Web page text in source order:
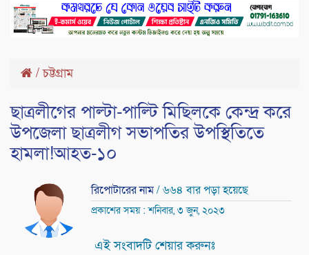
/চট্টগ্রাম
ছাত্রলীগের পাল্টা-পাল্টি মিছিলকে কেন্দ্র করে
উপজেলা ছাত্রলীগ সভাপতির উপস্থিতিতে
হামলা!আহত-১০
রিপোটারের নাম/ ৬৬৪ বার পড়া হয়েছে
প্রকাশের সময় : শনিবার, ৩ জুন, ২০২৩
এই সংবাদটি শেয়ার করুনঃ